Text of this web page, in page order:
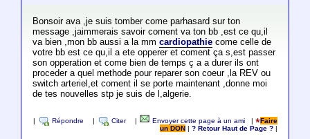
Bonsoir ava ,je suis tomber come parhasard sur ton
message ,jaimmerais savoir coment va ton bb ,est ce qu,il
va bien ,mon bb aussi a la mm cardiopathiecome celle de
votre bb est ce qu,il a ete opperer et coment ça s,est passer
son opperation et come bien de temps ç a a durer ils ont
proceder a quel methode pour reparer son coeur ,la REV ou
switch arteriel,et coment il se porte maintenant ,donne moi
de tes nouvelles stp je suis de l,algerie.
Répondre Citer Envoyer cette page à un ami |
Faire
un DON
|? Retour Haut de Page ?